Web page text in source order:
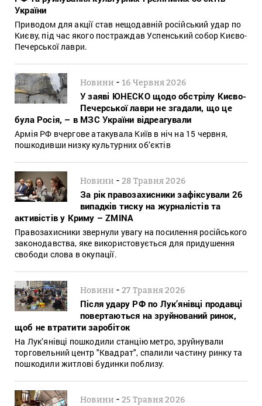
України
Приводом для акції став нещодавній російський удар по
Києву, під час якого постраждав Успенський собор Києво-
Печерської лаври.
Новини -16 Червня 2026
У заяві ЮНЕСКО щодо обстрілу Києво-
Печерської лаври не згадали, що це
була Росія, – в МЗС України відреагували
Армія РФ вчергове атакувала Київ в ніч на 15 червня,
пошкодивши низку культурних об’єктів
Новини -28 Травня 2026
За рік правозахисники зафіксували 26
випадків тиску на журналістів та
активістів у Криму – ZMINA
Правозахисники звернули увагу на посилення російського
законодавства, яке використовується для придушення
свободи слова в окупації.
Новини -27 Травня 2026
Після удару РФ по Лук’янівці продавці
повертаються на зруйнований ринок,
щоб не втратити заробіток
На Лук’янівці пошкодили станцію метро, зруйнували
торговельний центр "Квадрат", спалили частину ринку та
пошкодили житлові будинки поблизу.
Новини -25 Травня 2026